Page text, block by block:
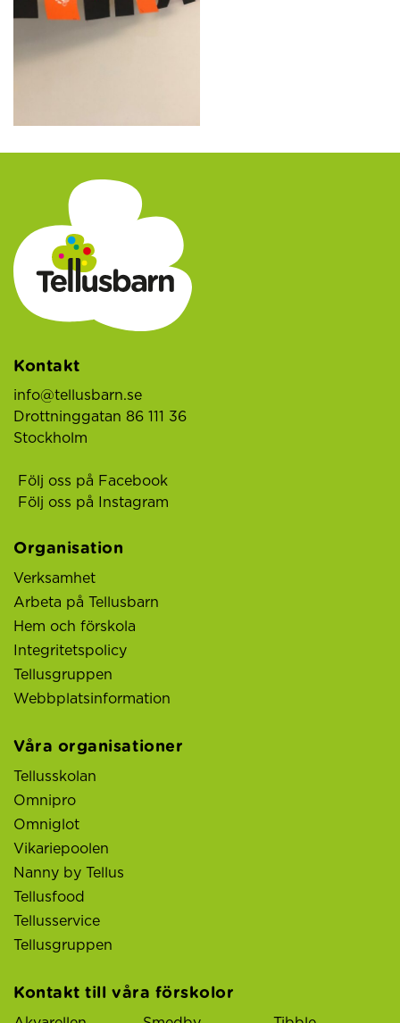
Kontakt
info@tellusbarn.se
Drottninggatan 86 111 36
Stockholm
Följ oss på Facebook
Följ oss på Instagram
Organisation
Verksamhet
Arbeta på Tellusbarn
Hem och förskola
Integritetspolicy
Tellusgruppen
Webbplatsinformation
Våra organisationer
Tellusskolan
Omnipro
Omniglot
Vikariepoolen
Nanny by Tellus
Tellusfood
Tellusservice
Tellusgruppen
Kontakt till våra förskolor